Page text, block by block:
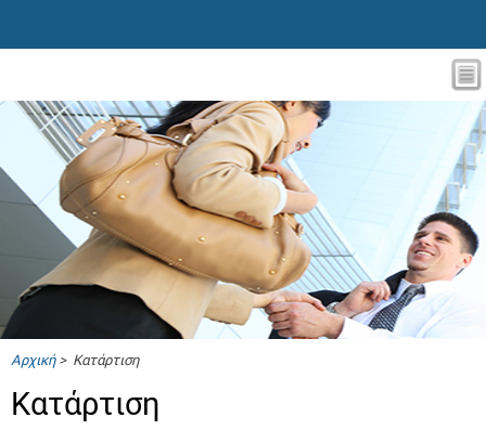
Αρχική> Κατάρτιση
Κατάρτιση